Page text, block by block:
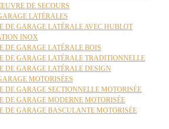
DE SECOURS
LATÉRALES
DE GARAGE LATÉRALE AVEC HUBLOT
INOX
DE GARAGE LATÉRALE BOIS
DE GARAGE LATÉRALE TRADITIONNELLE
DE GARAGE LATÉRALE DESIGN
MOTORISÉES
DE GARAGE SECTIONNELLE MOTORISÉE
DE GARAGE MODERNE MOTORISÉE
DE GARAGE BASCULANTE MOTORISÉE